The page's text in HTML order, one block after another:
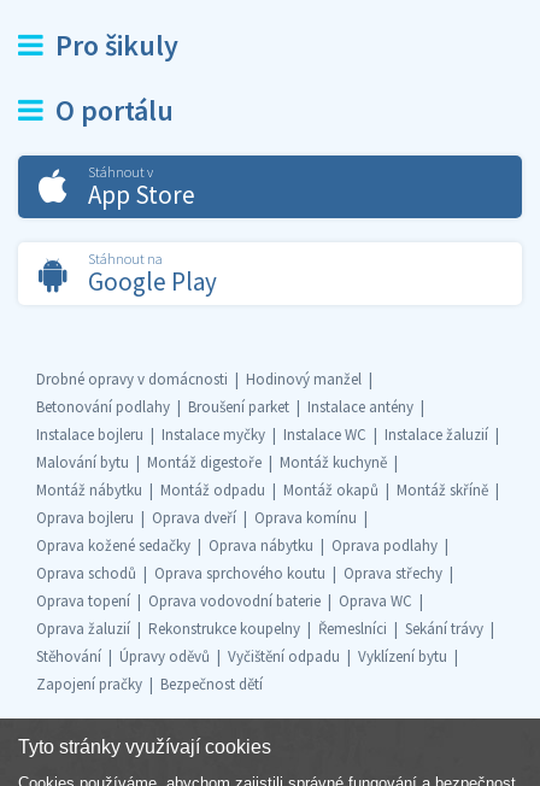
Pro šikuly
O portálu
Stáhnout v
App Store
Stáhnout na
Google Play
Drobné opravy v domácnosti
Hodinový manžel
Betonování podlahy
Broušení parket
Instalace antény
Instalace bojleru
Instalace myčky Instalace WC
Instalace žaluzií
Malování bytu
Montáž digestoře
Montáž kuchyně
Montáž nábytku
Montáž odpadu Montáž okapů
Montáž skříně
Oprava bojleru
Oprava dveří
Oprava komínu
Oprava kožené sedačky
Oprava nábytku
Oprava podlahy
Oprava schodů
Oprava sprchového koutu
Oprava střechy
Oprava topení
Oprava vodovodní baterie
Oprava WC
Oprava žaluzií
Rekonstrukce koupelny Řemeslníci
Sekání trávy
Stěhování
Úpravy oděvů Vyčištění odpadu
Vyklízení bytu
Zapojení pračky
Bezpečnost dětí
Tyto stránky využívají cookies